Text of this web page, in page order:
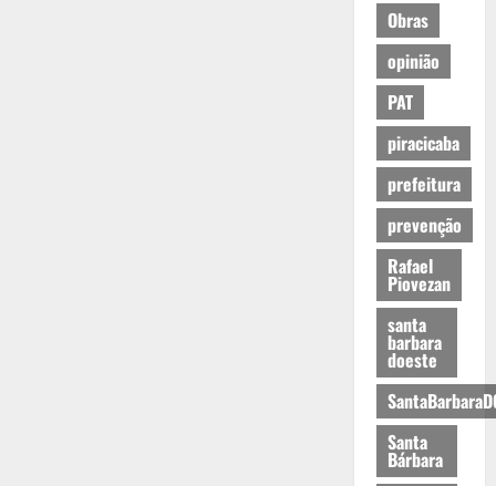
Obras
opinião
PAT
piracicaba
prefeitura
prevenção
Rafael
Piovezan
santa
barbara
doeste
Santa
Bárbara